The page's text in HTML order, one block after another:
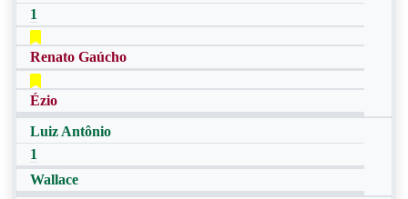
1
Renato Gaúcho
Ézio
Luiz Antônio
1
Wallace